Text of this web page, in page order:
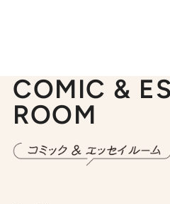
COMIC &
ROOM